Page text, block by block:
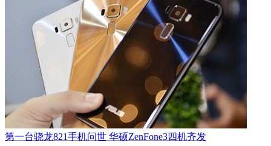
第一台骁龙821手机问世 华硕ZenFone3四机齐发